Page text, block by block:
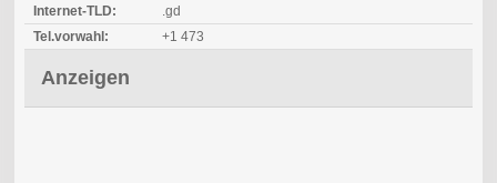
Internet-TLD:
.gd
Tel.vorwahl:
+1 473
Anzeigen